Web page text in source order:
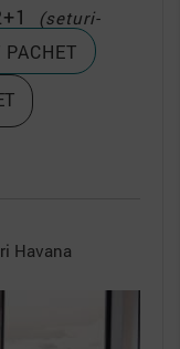
(seturi-
Havana